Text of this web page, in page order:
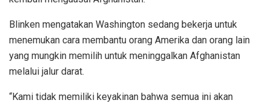
Blinken mengatakan Washington sedang bekerja untuk
menemukan cara membantu orang Amerika dan orang lain
yang mungkin memilih untuk meninggalkan Afghanistan
melalui jalur darat.
“Kami tidak memiliki keyakinan bahwa semua ini akan